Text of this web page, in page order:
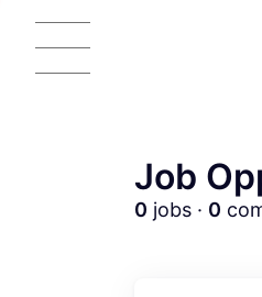
Job
0 jobs · 0